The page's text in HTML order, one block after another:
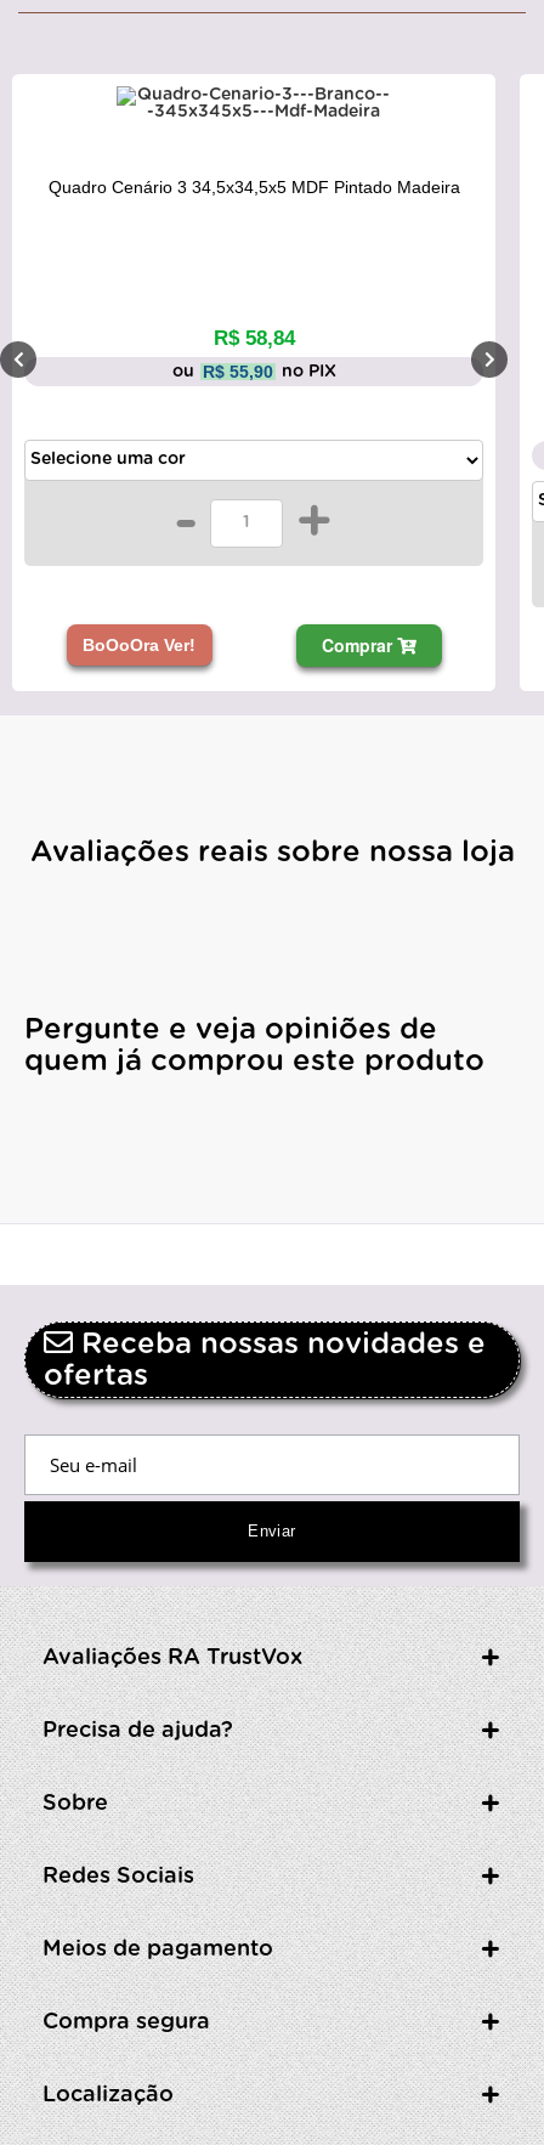
Quadro Cenário 3 34,5x34,5x5 MDF Pintado Madeira
R$ 58,84
ou R$ 55,90 no PIX
- +
BoOoOra Ver! Comprar
Avaliações reais sobre nossa loja
Pergunte e veja opiniões de
quem já comprou este produto
Receba nossas novidades e
ofertas
Avaliações RA TrustVox
Precisa de ajuda?
Sobre
Redes Sociais
Meios de pagamento
Compra segura
Localização